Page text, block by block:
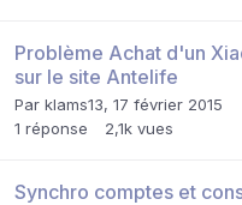
Problème Achat d'un
sur le site Antelife
Par klams13, 17 février 2015
1 réponse 2,1k vues
Synchro comptes et